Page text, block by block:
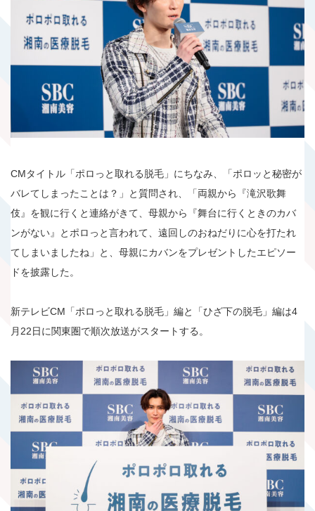
CMタイトル「ポロっと取れる脱毛」にちなみ、「ポロッと秘密が
バレてしまったことは？」と質問され、「両親から『滝沢歌舞
伎』を観に行くと連絡がきて、母親から『舞台に行くときのカバ
ンがない』とポロっと言われて、遠回しのおねだりに心を打たれ
てしまいましたね」と、母親にカバンをプレゼントしたエピソー
ドを披露した。
新テレビCM「ポロっと取れる脱毛」編と「ひざ下の脱毛」編は4
月22日に関東圏で順次放送がスタートする。